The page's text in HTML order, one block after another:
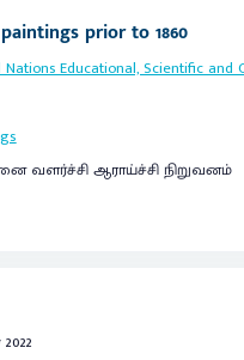
prior to 1860
Nations Educational, Scientific
வளர்ச்சி ஆராய்ச்சி நிறுவனம்